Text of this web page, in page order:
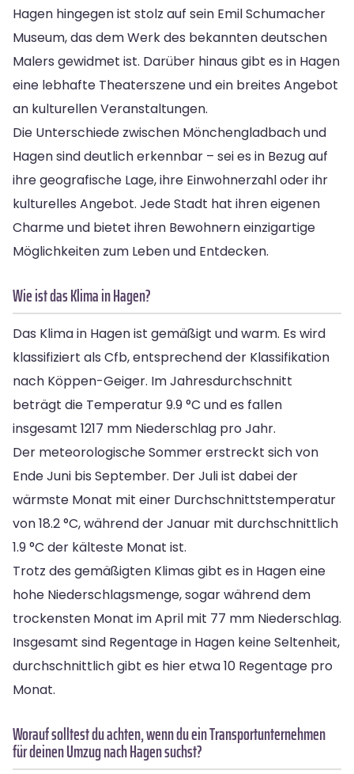
Hagen hingegen ist stolz auf sein Emil Schumacher
Museum, das dem Werk des bekannten deutschen
Malers gewidmet ist. Darüber hinaus gibt es in Hagen
eine lebhafte Theaterszene und ein breites Angebot
an kulturellen Veranstaltungen.
Die Unterschiede zwischen Mönchengladbach und
Hagen sind deutlich erkennbar – sei es in Bezug auf
ihre geografische Lage, ihre Einwohnerzahl oder ihr
kulturelles Angebot. Jede Stadt hat ihren eigenen
Charme und bietet ihren Bewohnern einzigartige
Möglichkeiten zum Leben und Entdecken.
Wie ist das Klima in Hagen?
Das Klima in Hagen ist gemäßigt und warm. Es wird
klassifiziert als Cfb, entsprechend der Klassifikation
nach Köppen-Geiger. Im Jahresdurchschnitt
beträgt die Temperatur 9.9 °C und es fallen
insgesamt 1217 mm Niederschlag pro Jahr.
Der meteorologische Sommer erstreckt sich von
Ende Juni bis September. Der Juli ist dabei der
wärmste Monat mit einer Durchschnittstemperatur
von 18.2 °C, während der Januar mit durchschnittlich
1.9 °C der kälteste Monat ist.
Trotz des gemäßigten Klimas gibt es in Hagen eine
hohe Niederschlagsmenge, sogar während dem
trockensten Monat im April mit 77 mm Niederschlag.
Insgesamt sind Regentage in Hagen keine Seltenheit,
durchschnittlich gibt es hier etwa 10 Regentage pro
Monat.
Worauf solltest du achten, wenn du ein Transportunternehmen
für deinen Umzug nach Hagen suchst?